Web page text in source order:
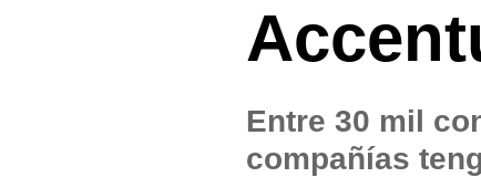
Entre 30 mil
compañías